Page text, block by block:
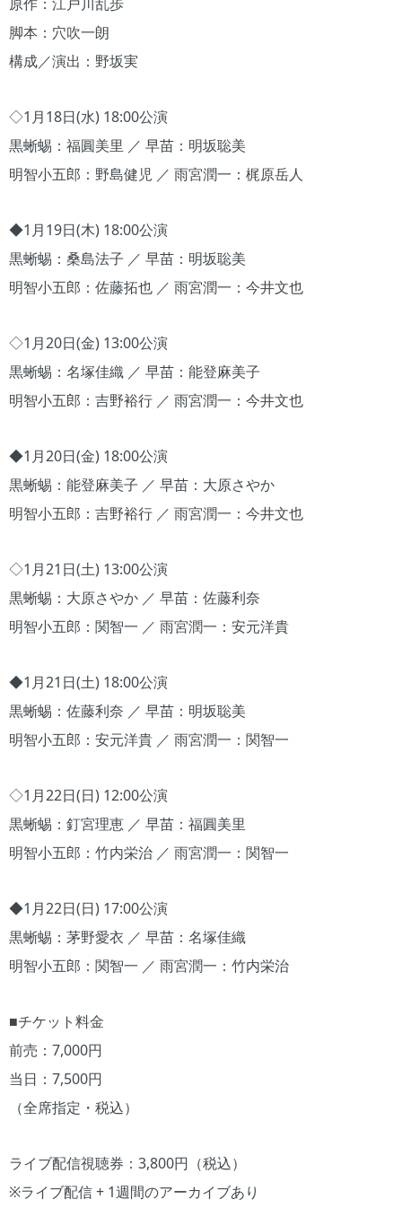
脚本：穴吹一朗
構成／演出：野坂実
◇1月18日(水) 18:00公演
黒蜥蜴：福圓美里 ／ 早苗：明坂聡美
明智小五郎：野島健児 ／ 雨宮潤一：梶原岳人
◆1月19日(木) 18:00公演
黒蜥蜴：桑島法子 ／ 早苗：明坂聡美
明智小五郎：佐藤拓也 ／ 雨宮潤一：今井文也
◇1月20日(金) 13:00公演
黒蜥蜴：名塚佳織 ／ 早苗：能登麻美子
明智小五郎：吉野裕行 ／ 雨宮潤一：今井文也
◆1月20日(金) 18:00公演
黒蜥蜴：能登麻美子 ／ 早苗：大原さやか
明智小五郎：吉野裕行 ／ 雨宮潤一：今井文也
◇1月21日(土) 13:00公演
黒蜥蜴：大原さやか ／ 早苗：佐藤利奈
明智小五郎：関智一 ／ 雨宮潤一：安元洋貴
◆1月21日(土) 18:00公演
黒蜥蜴：佐藤利奈 ／ 早苗：明坂聡美
明智小五郎：安元洋貴 ／ 雨宮潤一：関智一
◇1月22日(日) 12:00公演
黒蜥蜴：釘宮理恵 ／ 早苗：福圓美里
明智小五郎：竹内栄治 ／ 雨宮潤一：関智一
◆1月22日(日) 17:00公演
黒蜥蜴：茅野愛衣 ／ 早苗：名塚佳織
明智小五郎：関智一 ／ 雨宮潤一：竹内栄治
■チケット料金
前売：7,000円
当日：7,500円
（全席指定・税込）
ライブ配信視聴券：3,800円（税込）
※ライブ配信 + 1週間のアーカイブあり